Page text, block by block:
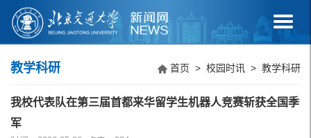
教学科研 首页 > 校园时讯 > 教学科研
我校代表队在第三届首都来华留学生机器人竞赛斩获全国季
军